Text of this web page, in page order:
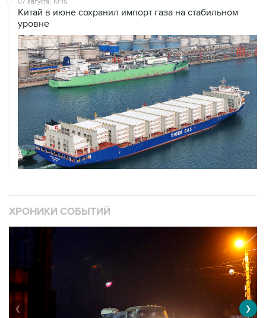
Китай в июне сохранил импорт газа на стабильном
уровне
ХРОНИКИ СОБЫТИЙ
❮ ❯